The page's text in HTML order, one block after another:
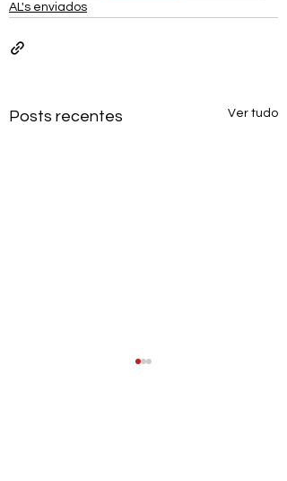
AL's enviados
Posts recentes Ver tudo